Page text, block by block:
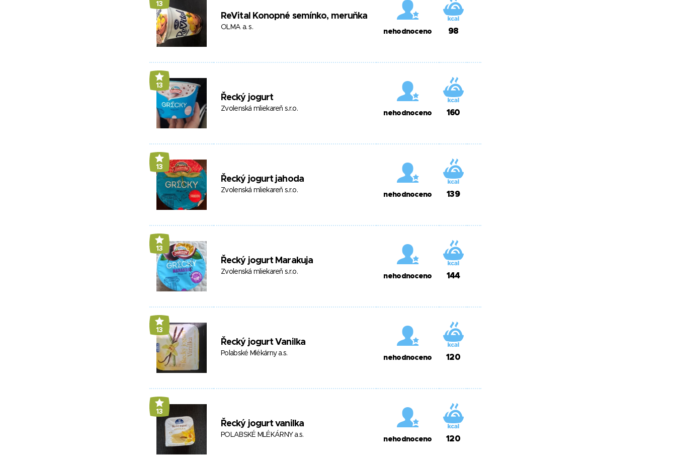
13
ReVital Konopné semínko, meruňka
OLMA a. s.
nehodnoceno 98
13
Řecký jogurt
Zvolenská mliekareň s.r.o.
nehodnoceno 160
13
Řecký jogurt jahoda
Zvolenská mliekareň s.r.o.
nehodnoceno 139
13
Řecký jogurt Marakuja
Zvolenská mliekareň s.r.o.
nehodnoceno 144
13
Řecký jogurt Vanilka
Polabské Mlékárny a.s.
nehodnoceno 120
13
Řecký jogurt vanilka
POLABSKÉ MLÉKÁRNY a.s.
nehodnoceno 120